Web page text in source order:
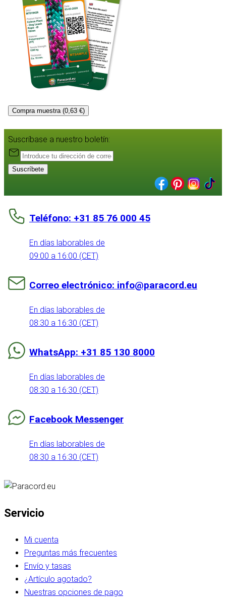
Compra muestra (0,63 €)
Suscríbase a nuestro boletín:
Suscríbete
Teléfono: +31 85 76 000 45
En días laborables de
09:00 a 16:00 (CET)
Correo electrónico: info@paracord.eu
En días laborables de
08:30 a 16:30 (CET)
WhatsApp: +31 85 130 8000
En días laborables de
08:30 a 16:30 (CET)
Facebook Messenger
En días laborables de
08:30 a 16:30 (CET)
Servicio
Mi cuenta
Preguntas más frecuentes
Envío y tasas
¿Artículo agotado?
Nuestras opciones de pago